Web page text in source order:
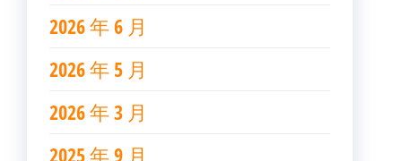
2026 年 6 月
2026 年 5 月
2026 年 3 月
2025 年 9 月